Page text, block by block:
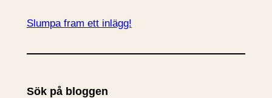
Slumpa fram ett inlägg!
Sök på bloggen